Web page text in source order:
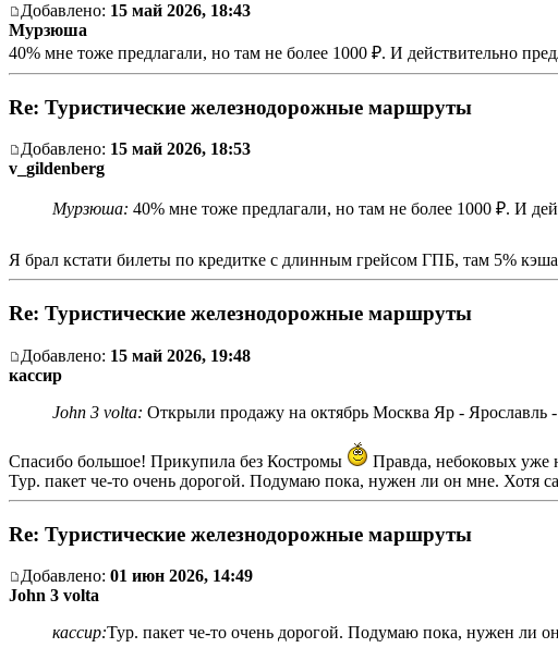
Добавлено: 15 май 2026, 18:43
Мурзюша
40% мне тоже предлагали, но там не более 1000 ₽. И действительно
Re: Туристические железнодорожные маршруты
Добавлено: 15 май 2026, 18:53
v_gildenberg
Мурзюша: 40% мне тоже предлагали, но там не более 1000 ₽. И
Я брал кстати билеты по кредитке с длинным грейсом ГПБ, там 5%
Re: Туристические железнодорожные маршруты
Добавлено: 15 май 2026, 19:48
кассир
John 3 volta: Открыли продажу на октябрь Москва Яр -
Спасибо большое! Прикупила без Костромы
Правда, небоковых уже
Тур. пакет че-то очень дорогой. Подумаю пока, нужен ли он мне. Хотя
Re: Туристические железнодорожные маршруты
Добавлено: 01 июн 2026, 14:49
John 3 volta
кассир:Тур. пакет че-то очень дорогой. Подумаю пока, нужен ли